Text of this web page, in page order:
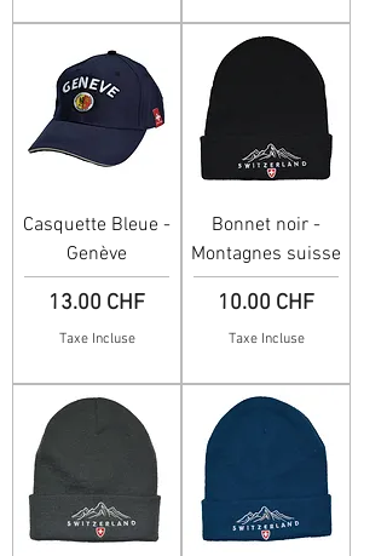
Casquette Bleue -
Genève
Prix
13.00 CHF
Taxe Incluse
Bonnet noir -
Montagnes suisse
Prix
10.00 CHF
Taxe Incluse